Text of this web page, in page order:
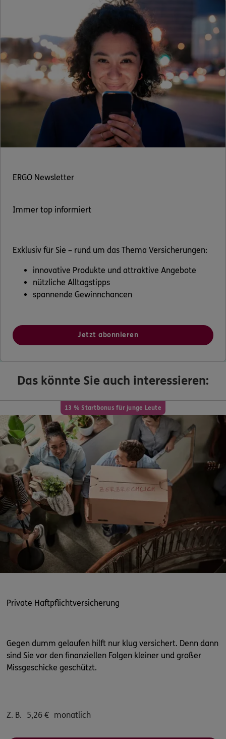
ERGO Newsletter
Immer top informiert
Exklusiv für Sie – rund um das Thema Versicherungen:
innovative Produkte und attraktive Angebote
nützliche Alltagstipps
spannende Gewinnchancen
Jetzt abonnieren
Das könnte Sie auch interessieren:
13 % Startbonus für junge Leute
Private Haftpflichtversicherung
Gegen dumm gelaufen hilft nur klug versichert. Denn dann
sind Sie vor den finanziellen Folgen kleiner und großer
Missgeschicke geschützt.
Z. B. 5,26 € monatlich